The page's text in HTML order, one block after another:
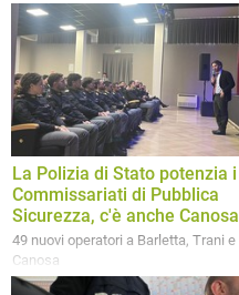
sostanze stupefacenti
La Polizia di Stato potenzia i
Commissariati di Pubblica
Sicurezza, c'è anche Canosa
49 nuovi operatori a Barletta, Trani e
Canosa